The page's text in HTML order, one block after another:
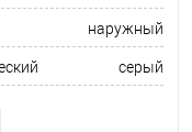
наружный
серый